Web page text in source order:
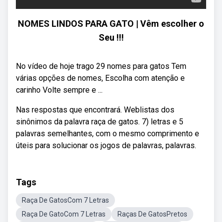
NOMES LINDOS PARA GATO | Vêm escolher o
Seu !!!
No vídeo de hoje trago 29 nomes para gatos Tem
várias opções de nomes, Escolha com atenção e
carinho Volte sempre e ...
Nas respostas que encontrará. Weblistas dos
sinônimos da palavra raça de gatos. 7) letras e 5
palavras semelhantes, com o mesmo comprimento e
úteis para solucionar os jogos de palavras, palavras.
Tags
Raça De GatosCom 7 Letras
Raça De GatoCom 7 Letras
Raças De GatosPretos